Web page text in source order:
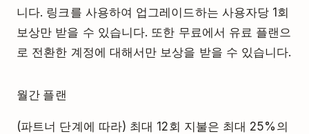
니다. 링크를 사용하여 업그레이드하는 사용자당 1회
보상만 받을 수 있습니다. 또한 무료에서 유료 플랜으
로 전환한 계정에 대해서만 보상을 받을 수 있습니다.
월간 플랜
(파트너 단계에 따라) 최대 12회 지불은 최대 25%의